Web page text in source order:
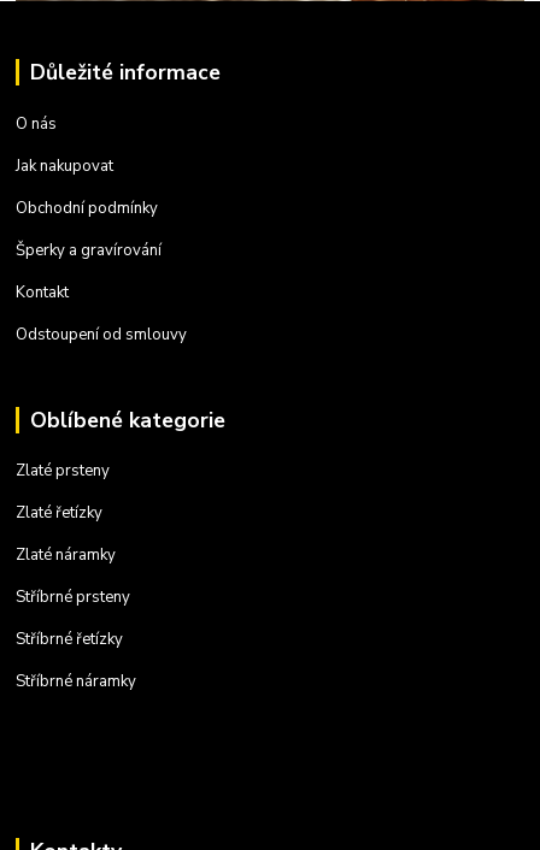
Důležité informace
O nás
Jak nakupovat
Obchodní podmínky
Šperky a gravírování
Kontakt
Odstoupení od smlouvy
Oblíbené kategorie
Zlaté prsteny
Zlaté řetízky
Zlaté náramky
Stříbrné prsteny
Stříbrné řetízky
Stříbrné náramky